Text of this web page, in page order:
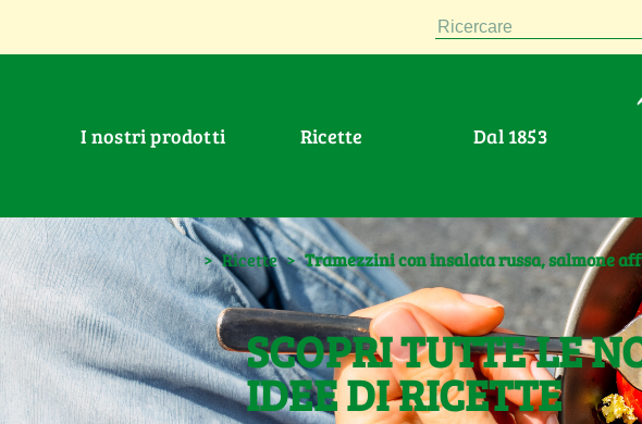
Ricercare
I nostri prodotti Ricette Dal 1853
> Ricette > Tramezzini con insalata russa, salmone
SCOPRI TUTTE LE
IDEE DI RICETTE